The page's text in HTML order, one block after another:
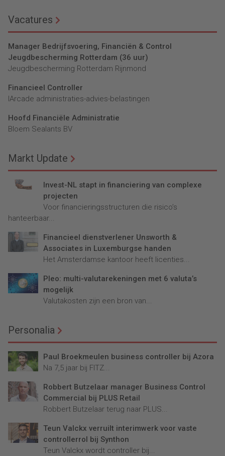
Vacatures
Manager Bedrijfsvoering, Financiën & Control
Jeugdbescherming Rotterdam (36 uur)
Jeugdbescherming Rotterdam Rijnmond
Financieel Controller
lArcade administraties-advies-belastingen
Hoofd Financiële Administratie
Bloem Sealants BV
Markt Update
Invest-NL stapt in financiering van complexe
projecten
Voor financieringsstructuren die risico’s
hanteerbaar...
Financieel dienstverlener Unsworth &
Associates in Luxemburgse handen
Het Amsterdamse kantoor heeft licenties...
Pleo: multi-valutarekeningen met 6 valuta’s
mogelijk
Valutakosten zijn een bron van...
Personalia
Paul Broekmeulen business controller bij Azora
Na 7,5 jaar bij FITZ...
Robbert Butzelaar manager Business Control
Commercial bij PLUS Retail
Robbert Butzelaar terug naar PLUS...
Teun Valckx verruilt interimwerk voor vaste
controllerrol bij Synthon
Teun Valckx wordt controller bij...